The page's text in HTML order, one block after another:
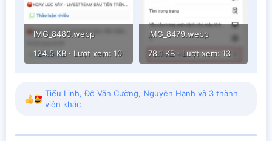
IMG_8480.webp
124.5 KB · Lượt xem: 10
IMG_8479.webp
78.1 KB · Lượt xem: 13
R
c
Tiểu Linh,Đỗ Văn Cường, Nguyễn Hạnh và 3 thành
viên khác